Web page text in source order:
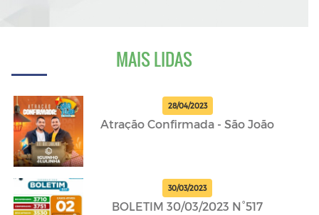
MAIS LIDAS
28/04/2023
Atração Confirmada - São João
30/03/2023
BOLETIM 30/03/2023 N°517